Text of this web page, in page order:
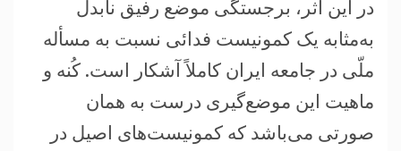
در این اثر، برجستگی موضع رفیق نابدل
به‌مثابه یک کمونیست فدائی نسبت به مسأله
ملّی در جامعه ایران کاملاً آشکار است. کُنه و
ماهیت این موضع‌گیری درست به همان
صورتی می‌باشد که کمونیست‌های اصیل در